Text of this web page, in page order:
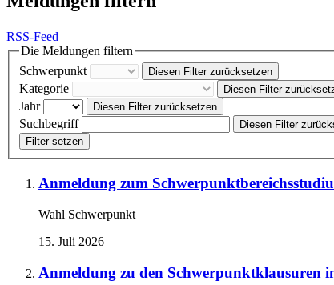
RSS-Feed
Die Meldungen filtern
Schwerpunkt
Diesen Filter zurücksetzen
Kategorie Diesen Filter
Jahr Diesen Filter zurücksetzen
Suchbegriff
Diesen Filter
Filter setzen
Anmeldung zum
Wahl Schwerpunkt
15. Juli 2026
Anmeldung zu den Schwerpunktklausuren